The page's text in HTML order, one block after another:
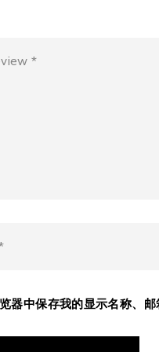
器中保存我的显示名称、